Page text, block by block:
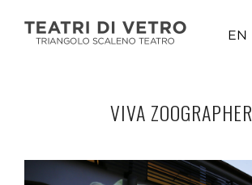
EN
VIVA ZOOGRAPHER